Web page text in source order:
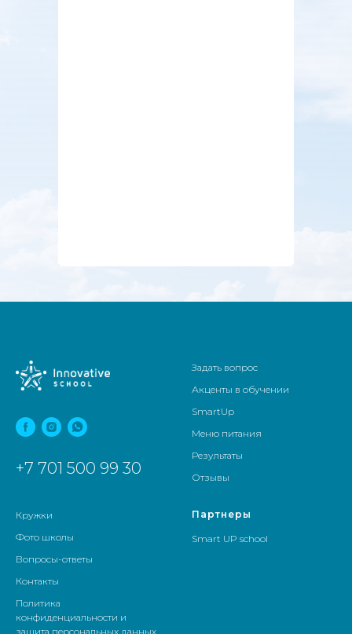
+7 701 500 99 30
Задать вопрос
Акценты в обучении
SmartUp
Меню питания
Результаты
Отзывы
Кружки
Фото школы
Вопросы-ответы
Контакты
Политика
конфиденциальности и
защита персональных данных
Партнеры
Smart UP school